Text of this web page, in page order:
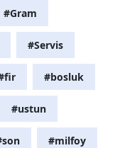
#Gram
#Servis
#bosluk
#ustun
#milfoy